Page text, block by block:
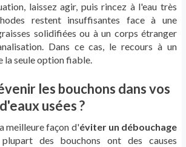
laissez agir, puis rincez à l'eau très
restent insuffisantes face à une
solidifiées ou à un corps étranger
Dans ce cas, le recours à un
la seule option fiable.
les bouchons dans vos
usées ?
meilleure façon d'éviter un débouchage
des bouchons ont des causes